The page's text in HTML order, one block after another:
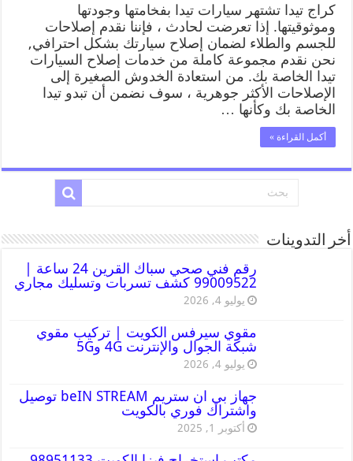
كراج تيدا تشتهر سيارات تيدا بفخامتها وجودتها
وموثوقيتها. إذا تعرضت لحادث ، فإننا نقدم إصلاحات
للجسم والطلاء لضمان إصلاح سيارتك بشكل احترافي,
نحن نقدم مجموعة كاملة من خدمات إصلاح السيارات
تيدا الخاصة بك. من استعادة الخدوش الصغيرة إلى
الإصلاحات الأكثر جوهرية ، سوف نضمن أن تبدو تيدا
الخاصة بك وكأنها …
أكمل القراءة »
أخر التدوينات
رقم فني صحي سباك القرين 24 ساعة |
99009522 كشف تسربات وتسليك مجاري
يوليو 4, 2026
مقوي سيرفس الكويت | تركيب مقوي
شبكة الجوال والإنترنت 4G و5G
يوليو 4, 2026
جهاز بي ان ستريم beIN STREAM توصيل
واشتراك فوري بالكويت
أكتوبر 1, 2025